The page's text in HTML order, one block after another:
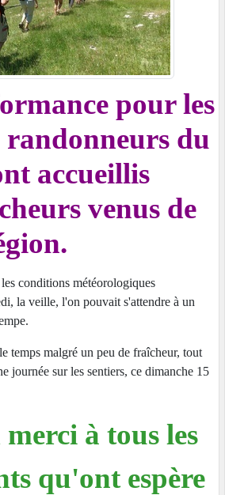
pour les
randonneurs du
accueillis
venus de
conditions météorologiques
la veille, l'on pouvait s'attendre à un
temps malgré un peu de fraîcheur, tout
journée sur les sentiers, ce dimanche 15
à tous les
qu'ont espère